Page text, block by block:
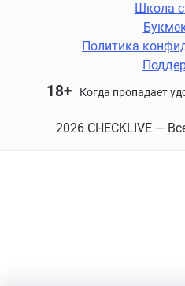
Школа
Политика
18+ Когда пропадает
2026 CHECKLIVE —